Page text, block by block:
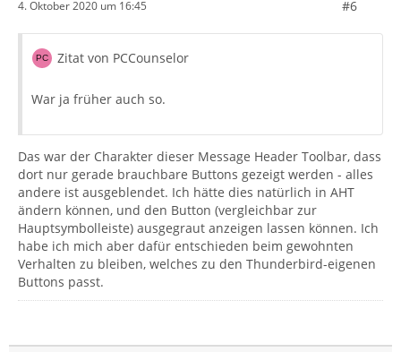
4. Oktober 2020 um 16:45 #6
Zitat von PCCounselor
War ja früher auch so.
Das war der Charakter dieser Message Header Toolbar, dass
dort nur gerade brauchbare Buttons gezeigt werden - alles
andere ist ausgeblendet. Ich hätte dies natürlich in AHT
ändern können, und den Button (vergleichbar zur
Hauptsymbolleiste) ausgegraut anzeigen lassen können. Ich
habe ich mich aber dafür entschieden beim gewohnten
Verhalten zu bleiben, welches zu den Thunderbird-eigenen
Buttons passt.